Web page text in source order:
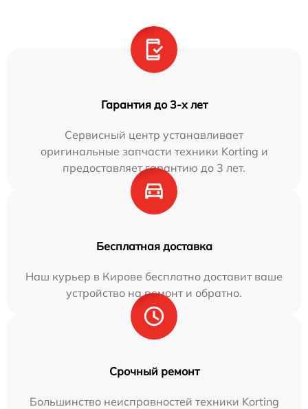
Гарантия до 3-х лет
Сервисный центр устанавливает
оригинальные запчасти техники Korting и
предоставляет гарантию до 3 лет.
Бесплатная доставка
Наш курьер в Кирове бесплатно доставит ваше
устройство на ремонт и обратно.
Срочный ремонт
Большинство неисправностей техники Korting